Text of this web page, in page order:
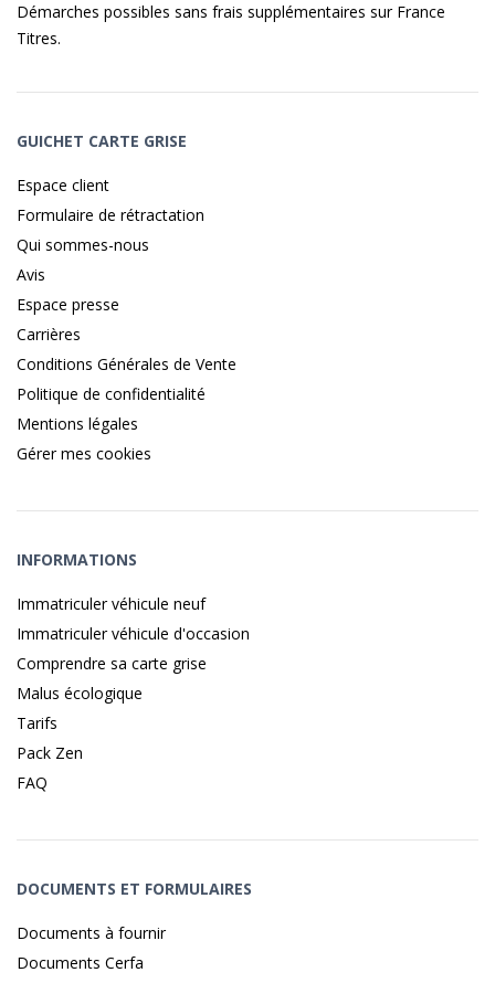
Démarches possibles sans frais supplémentaires sur France
Titres.
GUICHET CARTE GRISE
Espace client
Formulaire de rétractation
Qui sommes-nous
Avis
Espace presse
Carrières
Conditions Générales de Vente
Politique de confidentialité
Mentions légales
Gérer mes cookies
INFORMATIONS
Immatriculer véhicule neuf
Immatriculer véhicule d'occasion
Comprendre sa carte grise
Malus écologique
Tarifs
Pack Zen
FAQ
DOCUMENTS ET FORMULAIRES
Documents à fournir
Documents Cerfa